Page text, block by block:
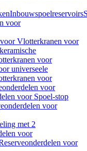
Inbouwspoelreservoirs
voor
Vlotterkranen voor
voor
universeele
voor
voor
voor Spoel-stop
voor
met 2
voor
voor